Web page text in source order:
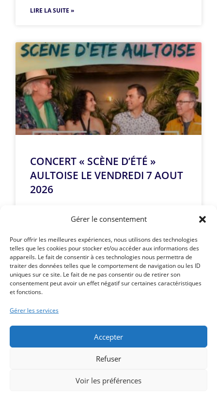
Gérer le consentement
Pour offrir les meilleures expériences, nous utilisons des technologies
telles que les cookies pour stocker et/ou accéder aux informations des
appareils. Le fait de consentir à ces technologies nous permettra de
traiter des données telles que le comportement de navigation ou les ID
uniques sur ce site. Le fait de ne pas consentir ou de retirer son
consentement peut avoir un effet négatif sur certaines caractéristiques
et fonctions.
Gérer les services
Accepter
Refuser
Voir les préférences
LIRE LA SUITE »
CONCERT « SCÈNE D’ÉTÉ »
AULTOISE LE VENDREDI 7 AOUT
2026
LIRE LA SUITE »
Article précédent
CARNAVAL D’AULT LE 18 JUILLET 2026 – LE
PROGRAMME